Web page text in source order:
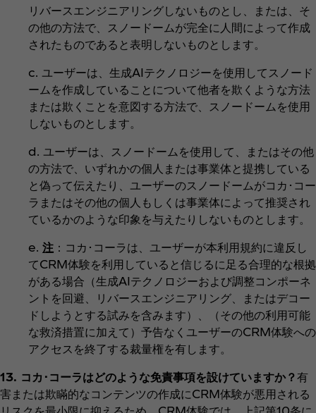
リバースエンジニアリングしないものとし、または、そ
の他の方法で、スノードームが完全に人間によって作成
されたものであると表明しないものとします。
c. ユーザーは、生成AIテクノロジーを使用してスノード
ームを作成していることについて他者を欺くような方法
または欺くことを意図する方法で、スノードームを使用
しないものとします。
d. ユーザーは、スノードームを使用して、またはその他
の方法で、いずれかの個人または事業体と提携している
と偽って伝えたり、ユーザーのスノードームがコカ･コー
ラまたはその他の個人もしくは事業体によって推奨され
ているかのような印象を与えたりしないものとします。
e. 注 ：コカ･コーラは、ユーザーが本利用規約に違反し
てCRM体験を利用していると信じるに足る合理的な根拠
がある場合（生成AIテクノロジーおよび調整コンポーネ
ントを回避、リバースエンジニアリング、またはデコー
ドしようとする試みを含みます）、（その他の利用可能
な救済措置に加えて）予告なくユーザーのCRM体験への
アクセスを終了する裁量権を有します。
13. コカ･コーラはどのような免責事項を設けていますか？有
害または欺瞞的なコンテンツの作成にCRM体験が悪用される